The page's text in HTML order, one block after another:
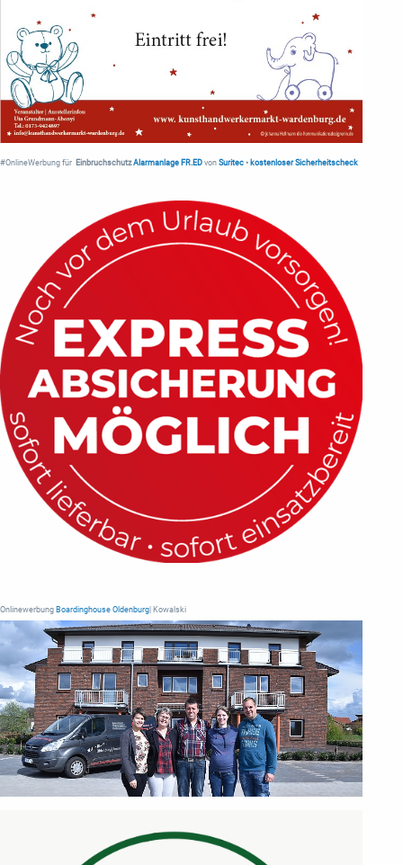
#OnlineWerbung für Einbruchschutz Alarmanlage FR.ED von Suritec • kostenloser Sicherheitscheck
Onlinewerbung Boardinghouse Oldenburg | Kowalski